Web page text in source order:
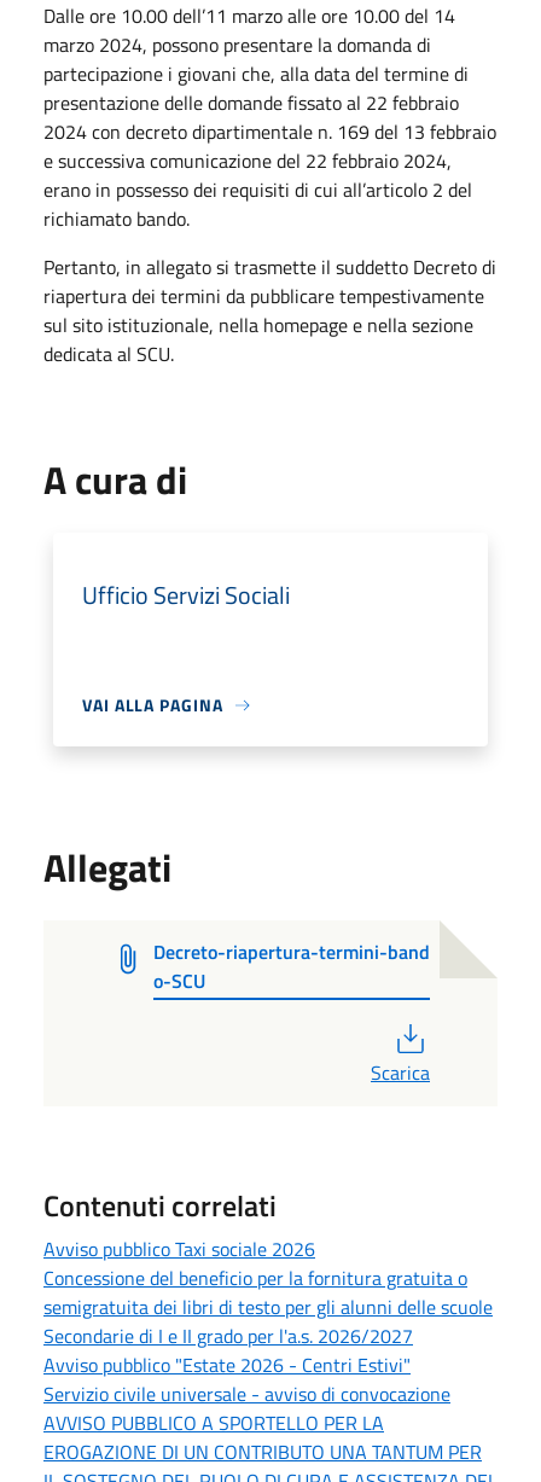
Dalle ore 10.00 dell’11 marzo alle ore 10.00 del 14
marzo 2024, possono presentare la domanda di
partecipazione i giovani che, alla data del termine di
presentazione delle domande fissato al 22 febbraio
2024 con decreto dipartimentale n. 169 del 13 febbraio
e successiva comunicazione del 22 febbraio 2024,
erano in possesso dei requisiti di cui all’articolo 2 del
richiamato bando.
Pertanto, in allegato si trasmette il suddetto Decreto di
riapertura dei termini da pubblicare tempestivamente
sul sito istituzionale, nella homepage e nella sezione
dedicata al SCU.
A cura di
Ufficio Servizi Sociali
VAI ALLA PAGINA
Allegati
Decreto-riapertura-termini-band
o-SCU
Scarica
Contenuti correlati
Avviso pubblico Taxi sociale 2026
Concessione del beneficio per la fornitura gratuita o
semigratuita dei libri di testo per gli alunni delle scuole
Secondarie di I e II grado per l'a.s. 2026/2027
Avviso pubblico "Estate 2026 - Centri Estivi"
Servizio civile universale - avviso di convocazione
AVVISO PUBBLICO A SPORTELLO PER LA
EROGAZIONE DI UN CONTRIBUTO UNA TANTUM PER